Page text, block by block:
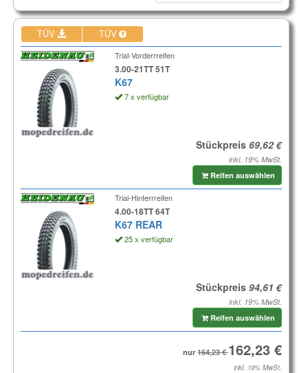
TÜV TÜV
Trial-Vorderrreifen
3.00-21TT 51T
K67
7 x verfügbar
Stückpreis
inkl. 19% MwSt.
Reifen auswählen
Trial-Hinterrreifen
4.00-18TT 64T
K67 REAR
25 x verfügbar
Stückpreis
inkl. 19% MwSt.
Reifen auswählen
nur
inkl. 19% MwSt.